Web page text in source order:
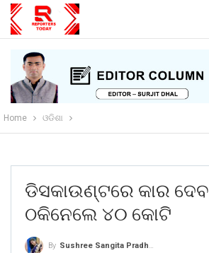
Home ଓଡିଶା
ଡିସକାଉଣ୍ଟରେ କାର
ଠକିନେଲେ ୪୦ କୋଟି
By Sushree Sangita Pradhan